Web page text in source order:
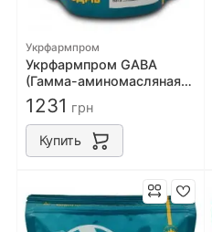
Укрфармпром
Укрфармпром GABA
(Гамма-аминомасляная
кислота, ГАМК) (600
грамм) на развес
1231 грн
Купить